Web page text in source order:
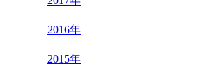
2016年
2015年